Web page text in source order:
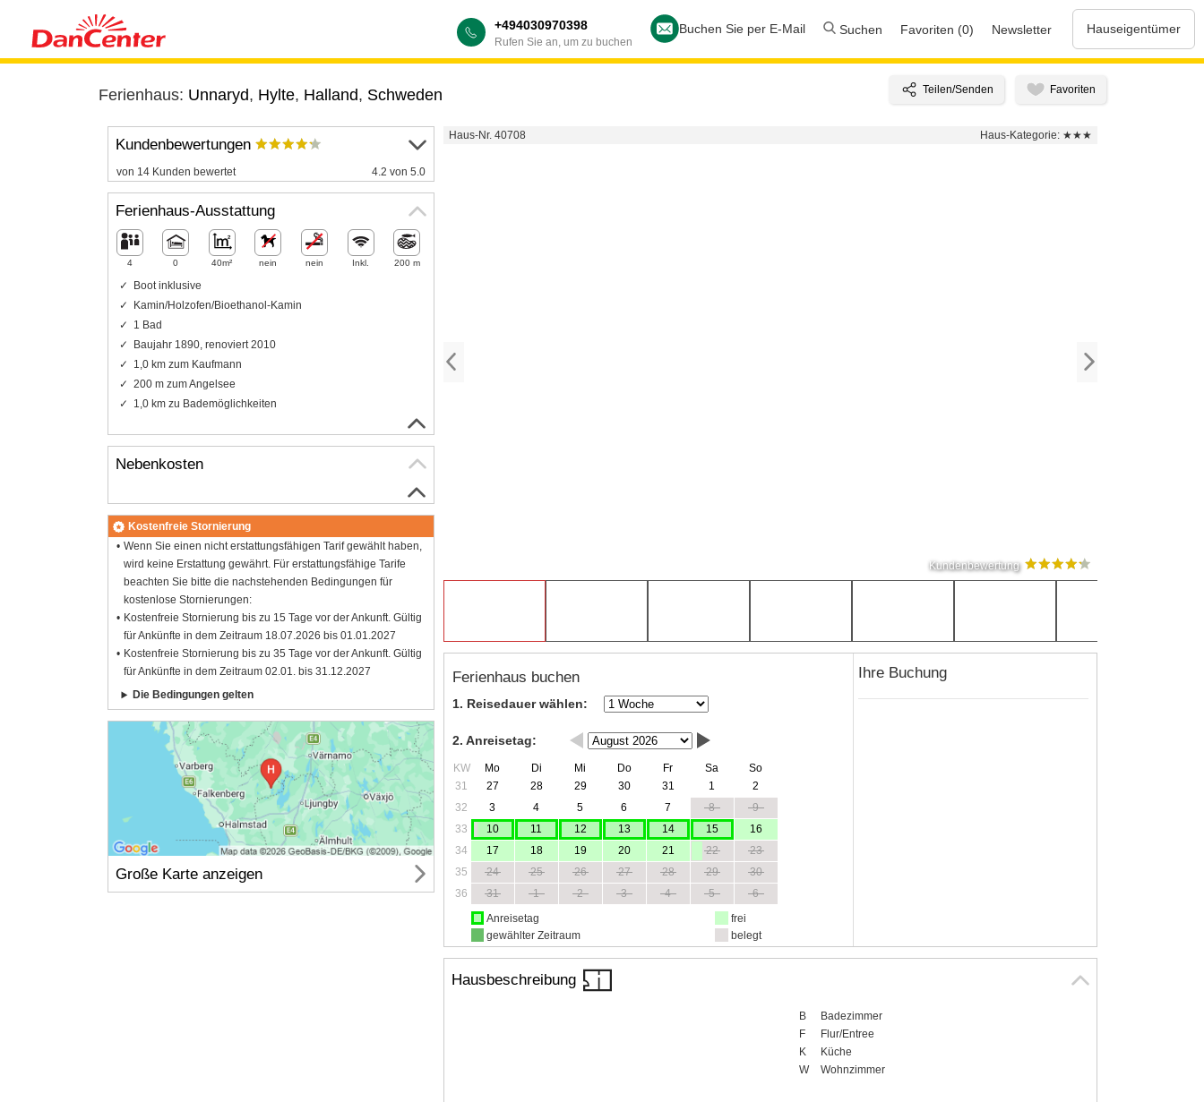
+494030970398
Rufen Sie an, um zu buchen
Buchen Sie per E-Mail Suchen Favoriten (0) Newsletter Hauseigentümer
Ferienhaus: Unnaryd, Hylte, Halland, Schweden
Haus-Nr. 40708 Haus-Kategorie: ★★★
Kundenbewertung
Ferienhaus buchen
1. Reisedauer wählen:
2. Anreisetag:
KW Mo Di Mi Do Fr Sa
So
31
27 28 29 30 31 1
2
32
3 4 5 6 7 8
9
33
10 11 12 13 14 15
16
34
17 18 19 20 21 22
23
35
24 25 26 27 28 29
30
36
31 1 2 3 4 5
6
Anreisetag
gewählter Zeitraum
frei
belegt
Ihre Buchung
Hausbeschreibung
B
Badezimmer
F
Flur/Entree
K
Küche
W
Wohnzimmer
Kundenbewertungen
von 14 Kunden bewertet 4.2 von 5.0
Ferienhaus-Ausstattung
4 0 40m² nein nein Inkl. 200 m
Boot inklusive
Kamin/Holzofen/Bioethanol-Kamin
1 Bad
Baujahr 1890, renoviert 2010
1,0 km zum Kaufmann
200 m zum Angelsee
1,0 km zu Bademöglichkeiten
Nebenkosten
Kostenfreie Stornierung
Wenn Sie einen nicht erstattungsfähigen Tarif gewählt haben,
wird keine Erstattung gewährt. Für erstattungsfähige Tarife
beachten Sie bitte die nachstehenden Bedingungen für
kostenlose Stornierungen:
Kostenfreie Stornierung bis zu 15 Tage vor der Ankunft. Gültig
für Ankünfte in dem Zeitraum 18.07.2026 bis 01.01.2027
Kostenfreie Stornierung bis zu 35 Tage vor der Ankunft. Gültig
für Ankünfte in dem Zeitraum 02.01. bis 31.12.2027
Die Bedingungen gelten
Große Karte anzeigen